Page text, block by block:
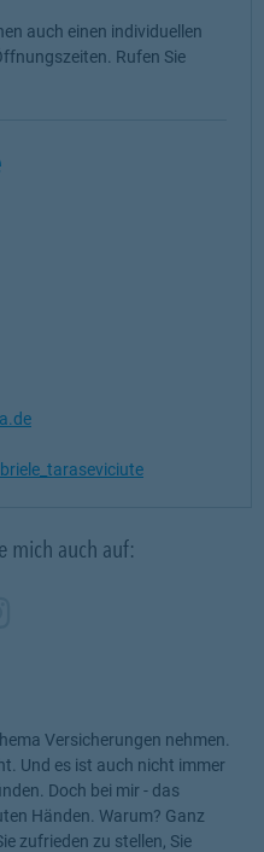
Versicherungen nehmen.
Und es ist auch nicht immer
Doch bei mir - das
Händen. Warum? Ganz
zufrieden zu stellen, Sie
auch einen individuellen
Rufen Sie
mich auch auf: